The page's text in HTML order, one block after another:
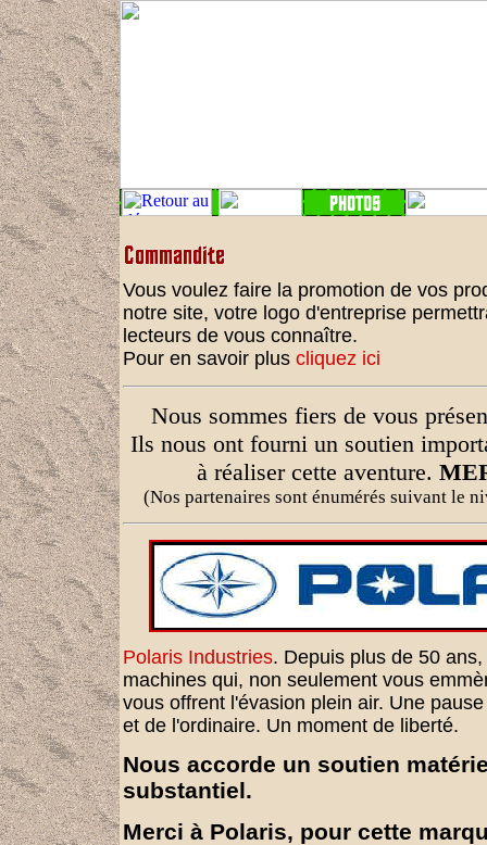
Vous voulez faire la promotion de vos
notre site, votre logo d'entreprise
lecteurs de vous connaître.
Pour en savoir plus cliquez ici
Nous sommes fiers de vous
Ils nous ont fourni un soutien
à réaliser cette aventure.
(Nos partenaires sont énumérés suivant le
Polaris Industries. Depuis plus de 50
machines qui, non seulement vous
vous offrent l'évasion plein air. Une
et de l'ordinaire. Un moment de liberté.
Nous accorde un soutien
substantiel.
Merci à Polaris, pour cette